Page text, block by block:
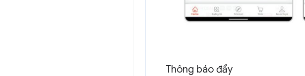
Thông báo đẩy